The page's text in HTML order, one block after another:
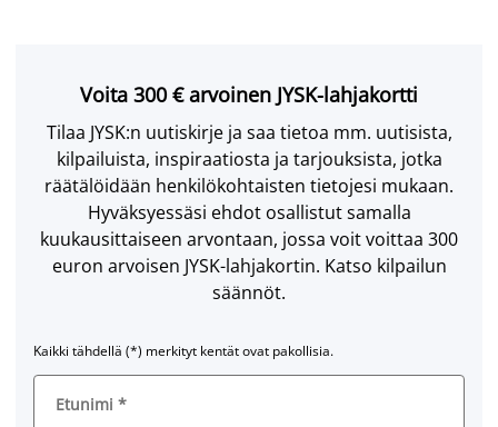
Voita 300 € arvoinen JYSK-lahjakortti
Tilaa JYSK:n uutiskirje ja saa tietoa mm. uutisista,
kilpailuista, inspiraatiosta ja tarjouksista, jotka
räätälöidään henkilökohtaisten tietojesi mukaan.
Hyväksyessäsi ehdot osallistut samalla
kuukausittaiseen arvontaan, jossa voit voittaa 300
euron arvoisen JYSK-lahjakortin. Katso kilpailun
säännöt.
Kaikki tähdellä (*) merkityt kentät ovat pakollisia.
Etunimi *